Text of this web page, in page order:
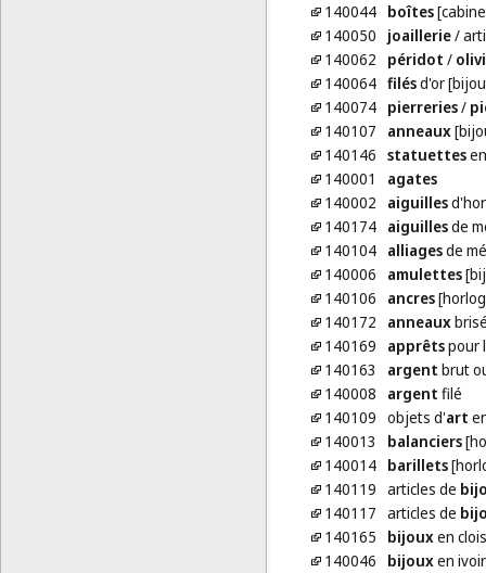
140044 boîtes
140050
joaillerie/
140062
péridot /
140064 filésd'or
140074 pierreries/
140107
anneaux
140146 statuettes
140001
agates
140002
aiguilles
140174 aiguillesde
140104 alliagesde
140006
amulettes
140106
ancres
140172
anneaux
140169
apprêtspour
140163
argent brut
140008
argent filé
140109 objets d'art
140013
balanciers
140014 barillets
140119 articles de
140117 articles de
140165
bijouxen
140046
bijouxen